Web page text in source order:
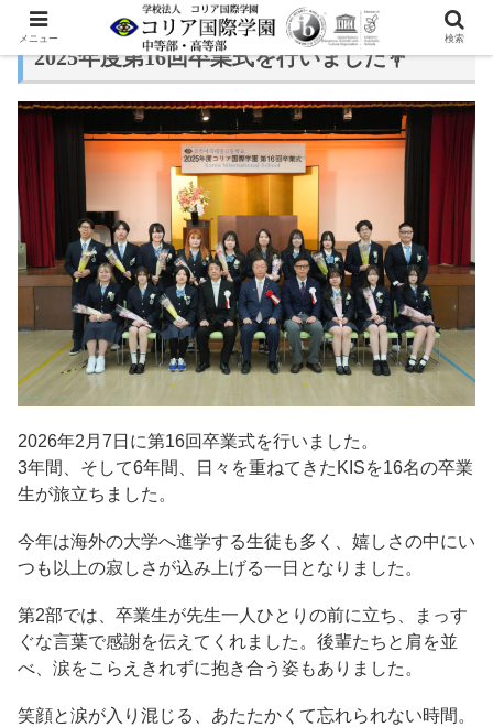
2025年度第16回卒業式を行いました💐
2026年2月7日に第16回卒業式を行いました。
3年間、そして6年間、日々を重ねてきたKISを16名の卒業
生が旅立ちました。
今年は海外の大学へ進学する生徒も多く、嬉しさの中にい
つも以上の寂しさが込み上げる一日となりました。
第2部では、卒業生が先生一人ひとりの前に立ち、まっす
ぐな言葉で感謝を伝えてくれました。後輩たちと肩を並
べ、涙をこらえきれずに抱き合う姿もありました。
笑顔と涙が入り混じる、あたたかくて忘れられない時間。
メニュー 検索